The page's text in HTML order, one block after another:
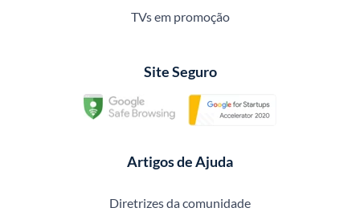
TVs em promoção
Site Seguro
Artigos de Ajuda
Diretrizes da comunidade